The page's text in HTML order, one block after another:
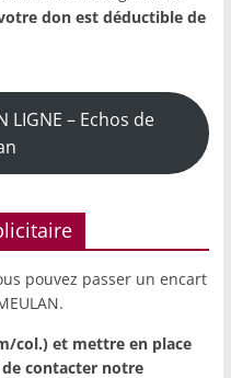
don est déductible de
LIGNE – Echos de
pouvez passer un encart
col.) et mettre en place
contacter notre